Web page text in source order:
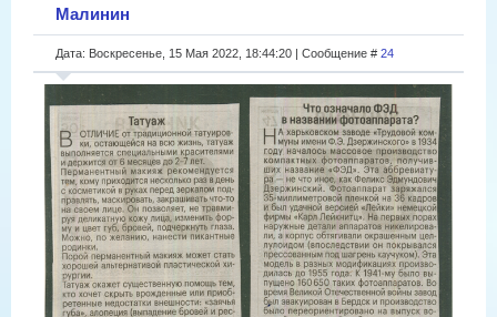
Малинин
Дата: Воскресенье, 15 Мая 2022, 18:44:20 | Сообщение # 24